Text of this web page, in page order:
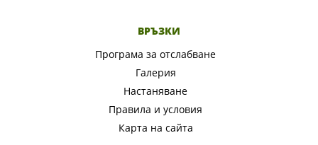
ВРЪЗКИ
Програма за отслабване
Галерия
Настаняване
Правила и условия
Карта на сайта